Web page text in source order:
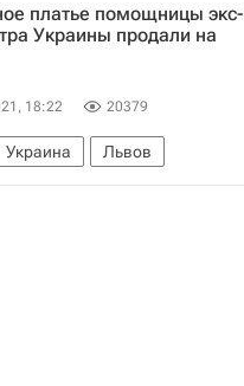
платье помощницы экс-
Украины продали на
18:22 20379
Украина
Львов
Рада Украины